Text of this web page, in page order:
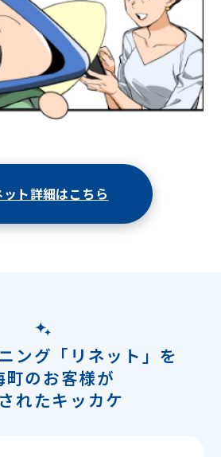
ット詳細はこちら
ング「リネット」を
町のお客様が
れたキッカケ